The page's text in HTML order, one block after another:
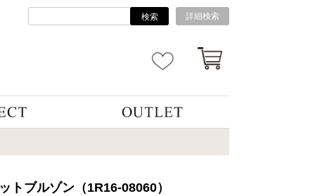
検索 詳細検索
トブルゾン（1R16-08060）